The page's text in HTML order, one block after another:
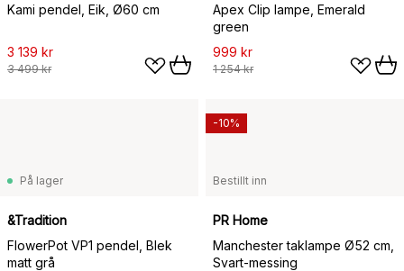
Kami pendel, Eik, Ø60 cm
3 139 kr
3 499 kr
Apex Clip lampe, Emerald
green
999 kr
1 254 kr
På lager
&Tradition
FlowerPot VP1 pendel, Blek
matt grå
Bestillt inn
PR Home
Manchester taklampe Ø52 cm,
Svart-messing
-10%